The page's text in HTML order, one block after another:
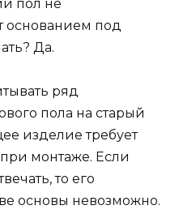
пол не
основанием под
Да.
ряд
пола на старый
изделие требует
монтаже. Если
то его
основы невозможно.